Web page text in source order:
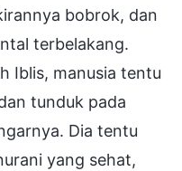
bobrok, dan
terbelakang.
Iblis, manusia tentu
tunduk pada
Dia tentu
yang sehat,